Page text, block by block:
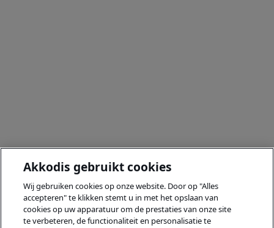
Akkodis gebruikt cookies
Wij gebruiken cookies op onze website. Door op "Alles
accepteren" te klikken stemt u in met het opslaan van
cookies op uw apparatuur om de prestaties van onze site
te verbeteren, de functionaliteit en personalisatie te